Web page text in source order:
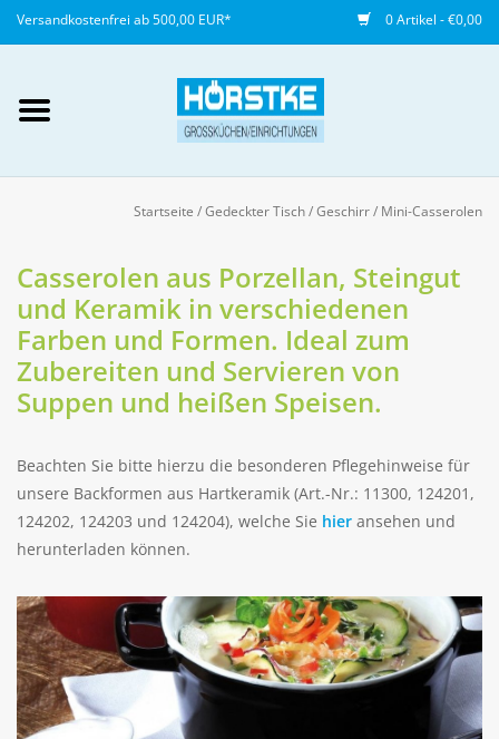
Versandkostenfrei ab 500,00 EUR* 0 Artikel - €0,00
anlegen
NEU
Gedeckter Tisch
Fingerfood
Aufsteller
Bar
Tafeln
Startseite /Gedeckter Tisch/Geschirr/ Mini-Casserolen
Casserolen aus Porzellan, Steingut
und Keramik in verschiedenen
Farben und Formen. Ideal zum
Zubereiten und Servieren von
Suppen und heißen Speisen.
Beachten Sie bitte hierzu die besonderen Pflegehinweise für
unsere Backformen aus Hartkeramik (Art.-Nr.: 11300, 124201,
124202, 124203 und 124204), welche Sie hier ansehen und
herunterladen können.